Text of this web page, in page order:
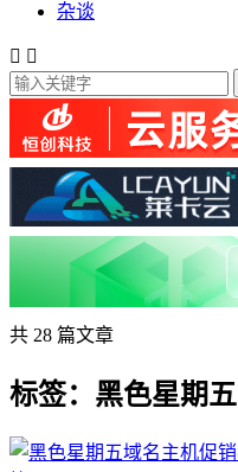
杂谈
 
共 28 篇文章
标签：黑色星期五